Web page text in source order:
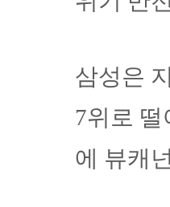
삼성은
7위로
에 뷰캐